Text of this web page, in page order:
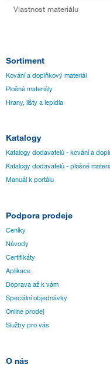
Vlastnost materiálu
Sortiment
Kování a doplňkový materiál
Plošné materiály
Hrany, lišty a lepidla
Katalogy
Katalogy dodavatelů - kování a
Katalogy dodavatelů - plošné
Manuál k portálu
Podpora prodeje
Ceníky
Návody
Certifikáty
Aplikace
Doprava až k vám
Speciální objednávky
Online prodej
Služby pro vás
O nás